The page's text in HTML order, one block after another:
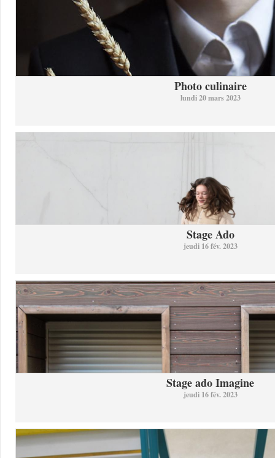
Photo culinaire
lundi 20 mars 2023
Stage Ado
jeudi 16 fév. 2023
Stage ado Imagine
jeudi 16 fév. 2023